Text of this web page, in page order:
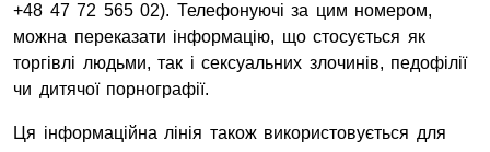
+48 47 72 565 02). Телефонуючі за цим номером,
можна переказати інформацію, що стосується як
торгівлі людьми, так і сексуальних злочинів, педофілії
чи дитячої порнографії.
Ця інформаційна лінія також використовується для